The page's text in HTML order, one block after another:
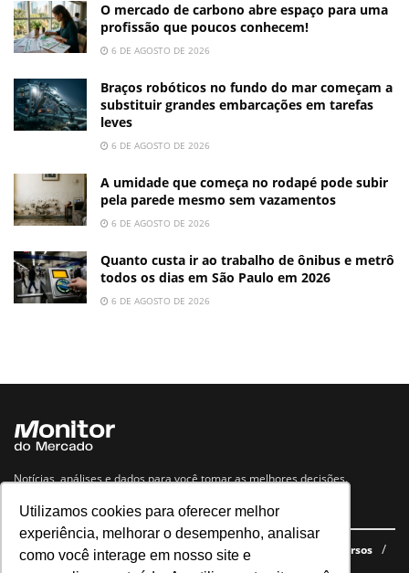
Utilizamos cookies para oferecer melhor
experiência, melhorar o desempenho, analisar
como você interage em nosso site e
O mercado de carbono abre espaço para uma
profissão que poucos conhecem!
6 DE AGOSTO DE 2026
Braços robóticos no fundo do mar começam a
substituir grandes embarcações em tarefas
leves
6 DE AGOSTO DE 2026
A umidade que começa no rodapé pode subir
pela parede mesmo sem vazamentos
6 DE AGOSTO DE 2026
Quanto custa ir ao trabalho de ônibus e metrô
todos os dias em São Paulo em 2026
6 DE AGOSTO DE 2026
Notícias, análises e dados para você tomar as melhores decisões.
Navegue no site
Últimas notícias Quem somos E-books gratuitos
Cursos